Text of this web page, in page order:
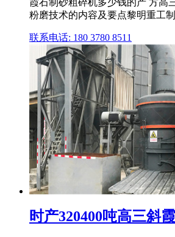
霞石制砂粗碎机多少钱的产 方高
粉磨技术的内容及要点黎明重工
联系电话: 180 3780 8511
时产320400吨高三斜